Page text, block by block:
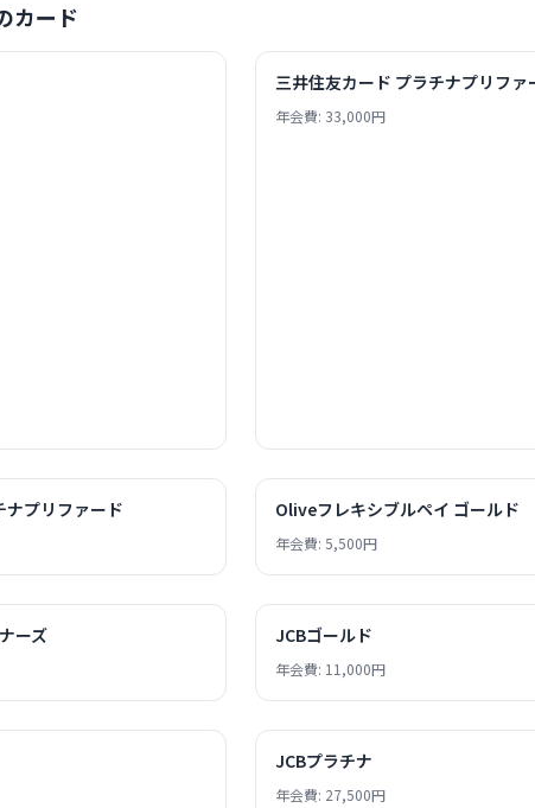
カード
三井住友カード プラチナプリファ
年会費: 33,000円
プリファード Oliveフレキシブルペイ ゴールド
年会費: 5,500円
ーズ JCBゴールド
年会費: 11,000円
JCBプラチナ
年会費: 27,500円